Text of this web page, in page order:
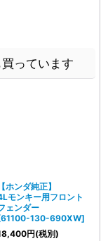
っています
【ホンダ純正】
モンキー用フロント
ェンダー
61100-130-690XW]
円(税別)